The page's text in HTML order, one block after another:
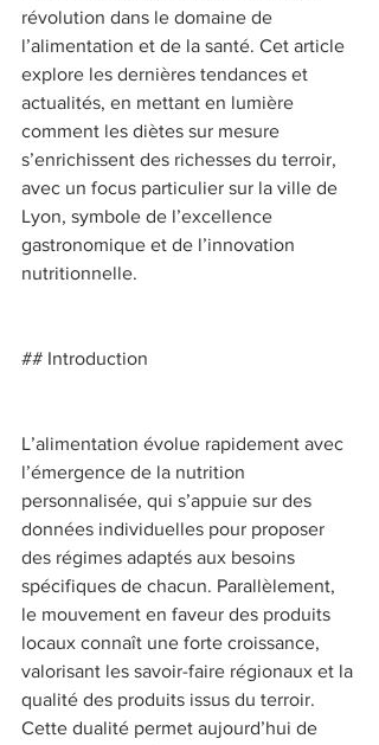
révolution dans le domaine de
l’alimentation et de la santé. Cet article
explore les dernières tendances et
actualités, en mettant en lumière
comment les diètes sur mesure
s’enrichissent des richesses du terroir,
avec un focus particulier sur la ville de
Lyon, symbole de l’excellence
gastronomique et de l’innovation
nutritionnelle.
## Introduction
L’alimentation évolue rapidement avec
l’émergence de la nutrition
personnalisée, qui s’appuie sur des
données individuelles pour proposer
des régimes adaptés aux besoins
spécifiques de chacun. Parallèlement,
le mouvement en faveur des produits
locaux connaît une forte croissance,
valorisant les savoir-faire régionaux et la
qualité des produits issus du terroir.
Cette dualité permet aujourd’hui de